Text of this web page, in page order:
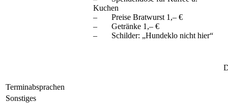
Kuchen
– Preise Bratwurst 1,– €
– Getränke 1,– €
– Schilder: „Hundeklo nicht hier“
Terminabsprachen
Sonstiges